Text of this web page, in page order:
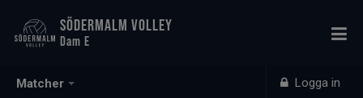
Matcher Logga in
SÖDERMALM VOLLEY
Dam E